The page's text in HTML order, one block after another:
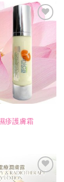
HK$88.00
到
疹護膚霜